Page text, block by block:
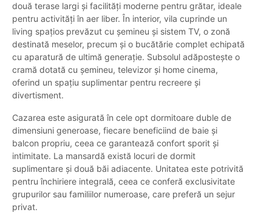
două terase largi și facilități moderne pentru grătar, ideale
pentru activități în aer liber. În interior, vila cuprinde un
living spațios prevăzut cu șemineu și sistem TV, o zonă
destinată meselor, precum și o bucătărie complet echipată
cu aparatură de ultimă generație. Subsolul adăpostește o
cramă dotată cu șemineu, televizor și home cinema,
oferind un spațiu suplimentar pentru recreere și
divertisment.
Cazarea este asigurată în cele opt dormitoare duble de
dimensiuni generoase, fiecare beneficiind de baie și
balcon propriu, ceea ce garantează confort sporit și
intimitate. La mansardă există locuri de dormit
suplimentare și două băi adiacente. Unitatea este potrivită
pentru închiriere integrală, ceea ce conferă exclusivitate
grupurilor sau familiilor numeroase, care preferă un sejur
privat.